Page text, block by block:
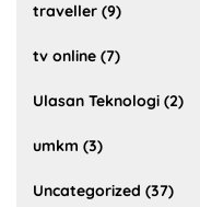
traveller (9)
tv online (7)
Ulasan Teknologi (2)
umkm (3)
Uncategorized (37)